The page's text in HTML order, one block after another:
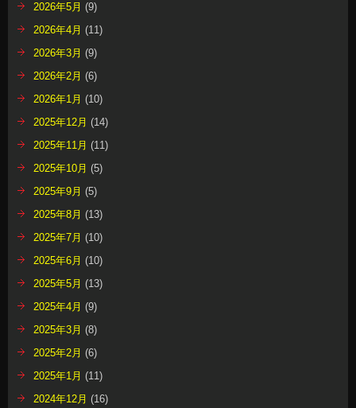
2026年5月 (9)
2026年4月 (11)
2026年3月 (9)
2026年2月 (6)
2026年1月 (10)
2025年12月 (14)
2025年11月 (11)
2025年10月 (5)
2025年9月 (5)
2025年8月 (13)
2025年7月 (10)
2025年6月 (10)
2025年5月 (13)
2025年4月 (9)
2025年3月 (8)
2025年2月 (6)
2025年1月 (11)
2024年12月 (16)